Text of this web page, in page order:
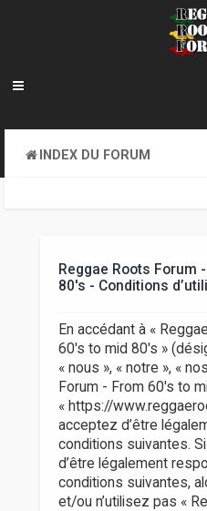
INDEX DU FORUM
Reggae Roots Forum
80's - Conditions
En accédant à «
60's to mid 80's »
« nous », « notre », «
Forum - From 60's to
« https://
acceptez d’être
conditions suivantes.
d’être légalement
conditions suivantes,
et/ou n’utilisez pas «